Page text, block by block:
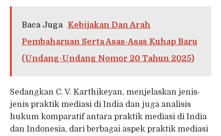
Baca Juga
Kebijakan Dan Arah
Pembaharuan Serta Asas-Asas Kuhap Baru
(Undang-Undang Nomor 20 Tahun 2025)
Sedangkan C. V. Karthikeyan, menjelaskan jenis-
jenis praktik mediasi di India dan juga analisis
hukum komparatif antara praktik mediasi di India
dan Indonesia, dari berbagai aspek praktik mediasi